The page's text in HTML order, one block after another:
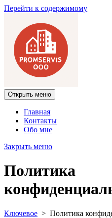
Перейти к содержимому
Открыть меню
Главная
Контакты
Обо мне
Закрыть меню
Политика
Ключевое > Политика